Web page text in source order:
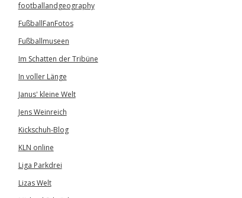
footballandgeography
FußballFanFotos
Fußballmuseen
Im Schatten der Tribüne
In voller Länge
Janus' kleine Welt
Jens Weinreich
Kickschuh-Blog
KLN online
Liga Parkdrei
Lizas Welt